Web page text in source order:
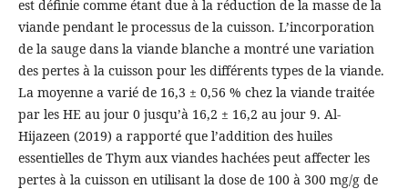
est définie comme étant due à la réduction de la masse de la
viande pendant le processus de la cuisson. L’incorporation
de la sauge dans la viande blanche a montré une variation
des pertes à la cuisson pour les différents types de la viande.
La moyenne a varié de 16,3 ± 0,56 % chez la viande traitée
par les HE au jour 0 jusqu’à 16,2 ± 16,2 au jour 9. Al-
Hijazeen (2019) a rapporté que l’addition des huiles
essentielles de Thym aux viandes hachées peut affecter les
pertes à la cuisson en utilisant la dose de 100 à 300 mg/g de